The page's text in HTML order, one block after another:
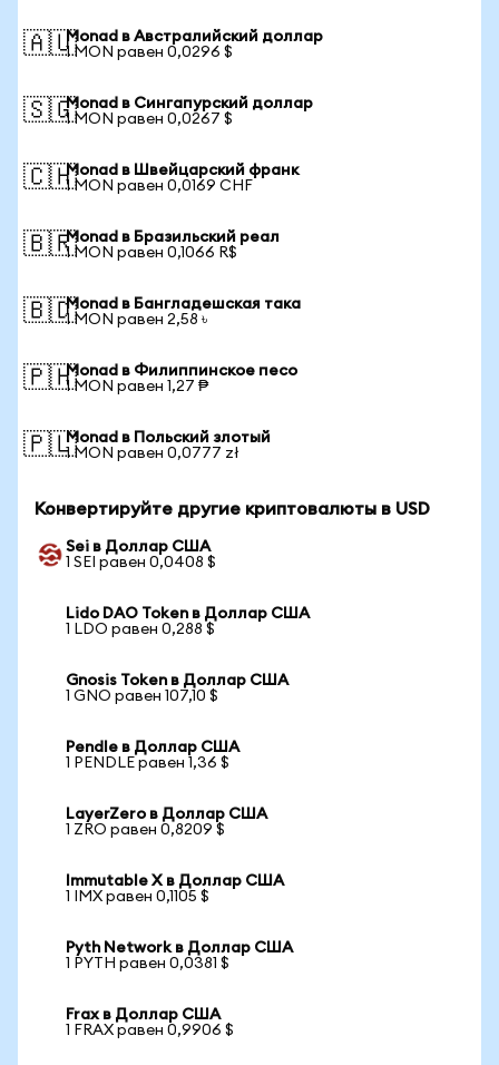
🇦🇺Monad в Австралийский доллар
1 MON равен 0,0296 $
🇸🇬Monad в Сингапурский доллар
1 MON равен 0,0267 $
🇨🇭Monad в Швейцарский франк
1 MON равен 0,0169 CHF
🇧🇷Monad в Бразильский реал
1 MON равен 0,1066 R$
🇧🇩Monad в Бангладешская така
1 MON равен 2,58 ৳
🇵🇭Monad в Филиппинское песо
1 MON равен 1,27 ₱
🇵🇱Monad в Польский злотый
1 MON равен 0,0777 zł
Конвертируйте другие криптовалюты в USD
Sei в Доллар США
1 SEI равен 0,0408 $
Lido DAO Token в Доллар США
1 LDO равен 0,288 $
Gnosis Token в Доллар США
1 GNO равен 107,10 $
Pendle в Доллар США
1 PENDLE равен 1,36 $
LayerZero в Доллар США
1 ZRO равен 0,8209 $
Immutable X в Доллар США
1 IMX равен 0,1105 $
Pyth Network в Доллар США
1 PYTH равен 0,0381 $
Frax в Доллар США
1 FRAX равен 0,9906 $